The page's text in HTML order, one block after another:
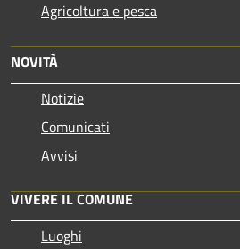
Agricoltura e pesca
NOVITÀ
Notizie
Comunicati
Avvisi
VIVERE IL COMUNE
Luoghi